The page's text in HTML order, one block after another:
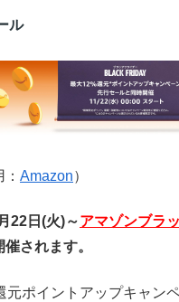
ル
Amazon）
22日(火)～アマゾンブラ
催されます。
元ポイントアップキャン